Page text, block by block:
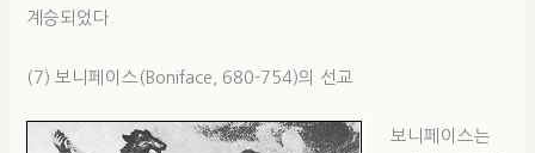
계승되었다.
(7) 보니페이스(Boniface, 680-754)의 선교
보니페이스는